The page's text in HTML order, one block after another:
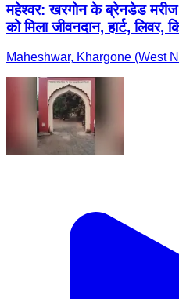
महेश्वर: खरगोन के ब्रेनडेड मरीज
को मिला जीवनदान, हार्ट, लिवर,
Maheshwar, Khargone (West